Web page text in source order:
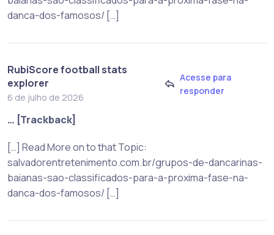
danca-dos-famosos/ […]
RubiScore football stats
explorer
6 de julho de 2026
Acesse para
responder
… [Trackback]
[…] Read More on to that Topic:
salvadorentretenimento.com.br/grupos-de-dancarinas-
baianas-sao-classificados-para-a-proxima-fase-na-
danca-dos-famosos/ […]